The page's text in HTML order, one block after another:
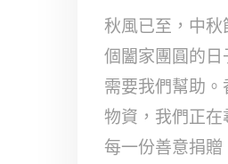
秋風已至，中
個闔家團圓的
需要我們幫助
物資，我們正
每一份善意捐